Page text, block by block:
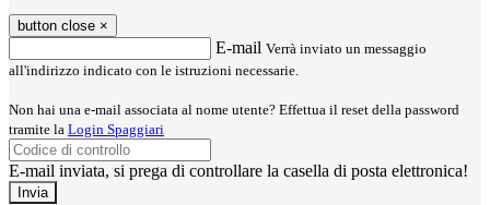
button close ×
E-mail Verrà inviato un messaggio
all'indirizzo indicato con le istruzioni necessarie.
Non hai una e-mail associata al nome utente? Effettua il reset della password
tramite la Login Spaggiari
E-mail inviata, si prega di controllare la casella di posta elettronica!